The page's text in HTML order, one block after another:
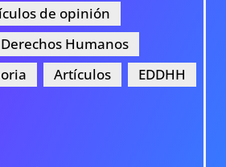
de opinión
Humanos
Artículos EDDHH